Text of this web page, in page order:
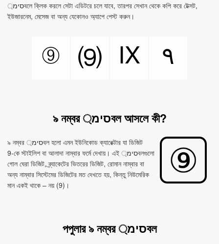
סימ্বলে ক্লিক করলে সেটা এডিটরে চলে যাবে, তারপর সেখান থেকে কপি করে টেক্সট,
ইউজারনেম, মেসেজ বা অন্য যেকোনও অ্যাপে পেস্ট করুন।
⑨ ⑼ Ⅸ ٩
৯ নম্বর סימ্বল আসলে কী?
৯ নম্বর סימ্বল হলো এমন ইউনিকোড ক্যারেক্টার যা ডিজিট
9‑কে স্টাইলিশ বা আলাদা নাম্বার ফর্মে দেখায়। এই סימ্বলগুলো
গোল ঘেরা ডিজিট, ব্র্যাকেটের ভিতরের ডিজিট, রোমান নাম্বার বা
অন্য নাম্বার সিস্টেমের ডিজিটের মত দেখতে হয়, কিন্তু নিউমেরিক
মান একই থাকে – নয় (9)।
পপুলার ৯ নম্বর סימ্বল